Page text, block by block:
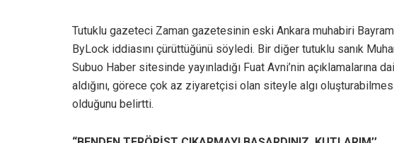
Tutuklu gazeteci Zaman gazetesinin eski Ankara muhabiri
ByLock iddiasını çürüttüğünü söyledi. Bir diğer tutuklu sanık
Subuo Haber sitesinde yayınladığı Fuat Avni’nin
aldığını, görece çok az ziyaretçisi olan siteyle algı
olduğunu belirtti.